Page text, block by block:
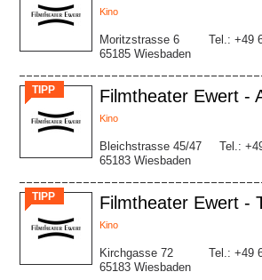
Kino
Moritzstrasse 6
65185 Wiesbaden
Tel.: +49
TIPP Filmtheater Ewert -
Kino
Bleichstrasse 45/47
65183 Wiesbaden
Tel.:
TIPP Filmtheater Ewert -
Kino
Kirchgasse 72
65183 Wiesbaden
Tel.: +49